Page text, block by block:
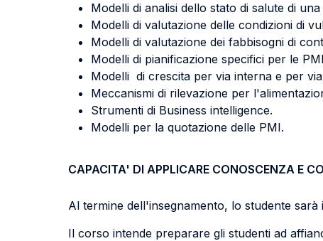
Modelli di analisi dello stato di salute di
Modelli di valutazione delle condizioni di
Modelli di valutazione dei fabbisogni di
Modelli di pianificazione specifici per le
Modelli di crescita per via interna e per
Meccanismi di rilevazione per
Strumenti di Business intelligence.
Modelli per la quotazione delle PMI.
CAPACITA' DI APPLICARE CONOSCENZA E
Al termine dell'insegnamento, lo studente sarà
Il corso intende preparare gli studenti ad